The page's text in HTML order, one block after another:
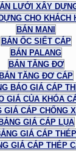
LƯỚI XÂY
CHO KHÁCH
BÁN MANI
BÁN ỐC SIẾT CÁP
BÁN PALANG
BÁN TĂNG ĐƠ
TĂNG ĐƠ CÁP
BÁO GIÁ CÁP
GIÁ CỦA KHÓA
GIÁ CÁP CHỐNG
GIÁ CÁP LỤA
GIÁ CÁP THÉP
GIÁ CÁP THÉP